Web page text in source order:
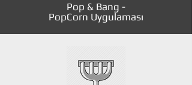
Pop & Bang -
PopCorn Uygulaması